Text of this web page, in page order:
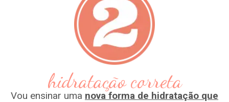
hidratação correta
Vou ensinar uma nova forma de hidratação que